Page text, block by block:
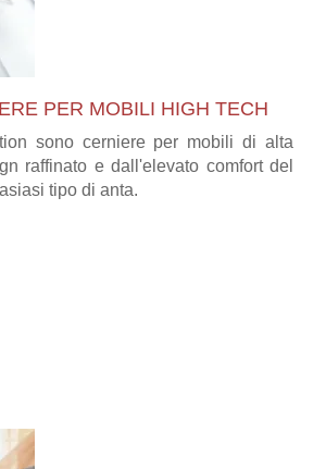
PER MOBILI HIGH TECH
sono cerniere per mobili di alta
raffinato e dall'elevato comfort del
tipo di anta.